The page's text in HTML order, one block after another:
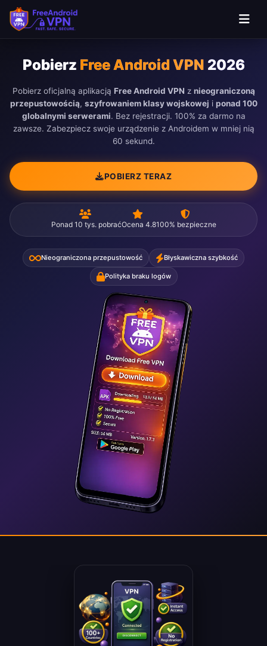
Przejdą do głównej treści
Pobierz Free Android VPN 2026
Pobierz oficjalną aplikacją Free Android VPN z nieograniczoną
przepustowością, szyfrowaniem klasy wojskowej i ponad 100
globalnymi serwerami. Bez rejestracji. 100% za darmo na
zawsze. Zabezpiecz swoje urządzenie z Androidem w mniej nią
60 sekund.
POBIERZ TERAZ
Ponad 10 tys. pobraćOcena 4.8100% bezpieczne
Nieograniczona przepustowość Błyskawiczna szybkość
Polityka braku logów